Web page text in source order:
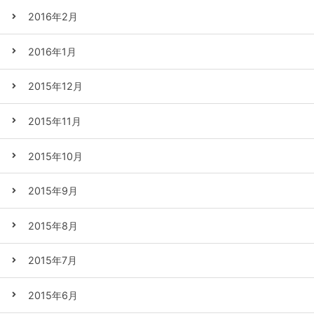
2016年2月
2016年1月
2015年12月
2015年11月
2015年10月
2015年9月
2015年8月
2015年7月
2015年6月